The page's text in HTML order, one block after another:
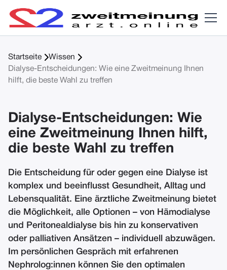
Startseite Wissen 
Dialyse-Entscheidungen: Wie eine Zweitmeinung Ihnen
hilft, die beste Wahl zu treffen
Dialyse-Entscheidungen: Wie
eine Zweitmeinung Ihnen hilft,
die beste Wahl zu treffen
Die Entscheidung für oder gegen eine Dialyse ist
komplex und beeinflusst Gesundheit, Alltag und
Lebensqualität. Eine ärztliche Zweitmeinung bietet
die Möglichkeit, alle Optionen – von Hämodialyse
und Peritonealdialyse bis hin zu konservativen
oder palliativen Ansätzen – individuell abzuwägen.
Im persönlichen Gespräch mit erfahrenen
Nephrolog:innen können Sie den optimalen